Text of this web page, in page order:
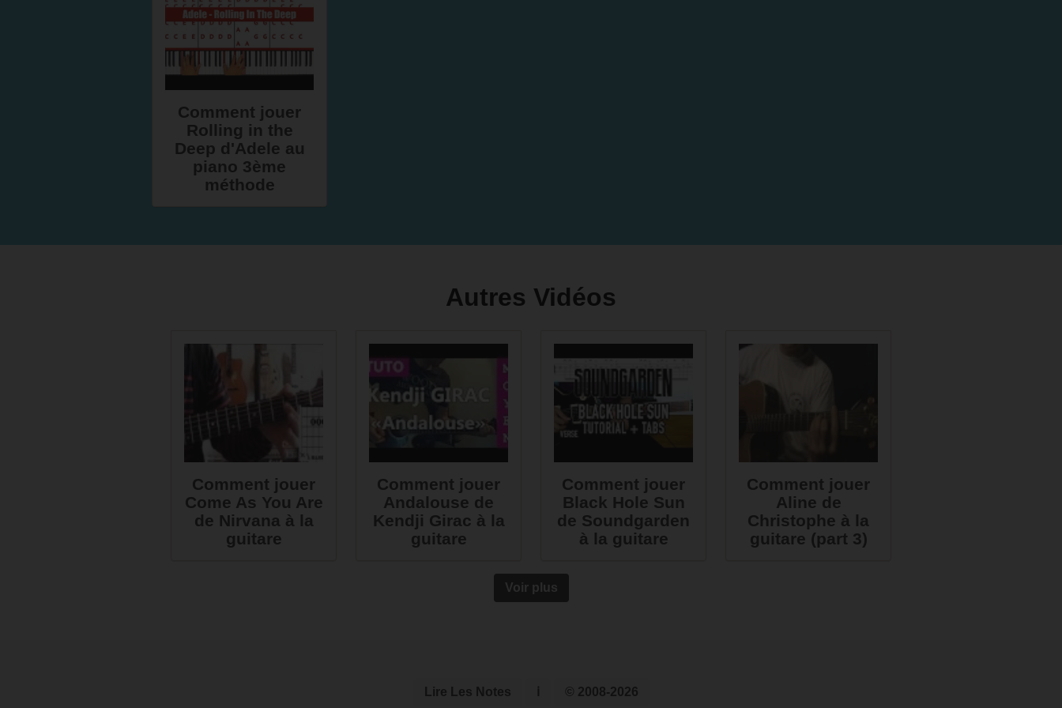
Comment jouer
Rolling in the
Deep d'Adele au
piano 3ème
méthode
Autres Vidéos
Comment jouer
Come As You Are
de Nirvana à la
guitare
Comment jouer
Andalouse de
Kendji Girac à la
guitare
Comment jouer
Black Hole Sun
de Soundgarden
à la guitare
Comment jouer
Aline de
Christophe à la
guitare (part 3)
Voir plus
Lire Les Notes © 2008-2026